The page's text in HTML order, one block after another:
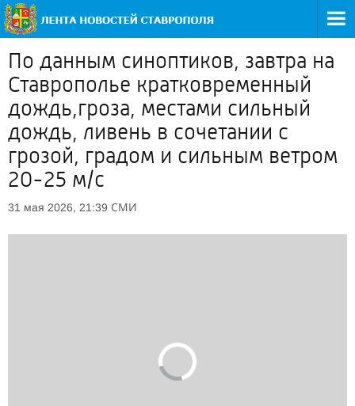
По данным синоптиков, завтра на
Ставрополье кратковременный
дождь,гроза, местами сильный
дождь, ливень в сочетании с
грозой, градом и сильным ветром
20-25 м/с
31 мая 2026, 21:39 СМИ